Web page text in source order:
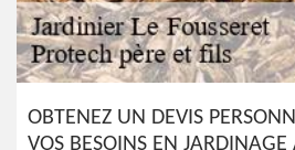
OBTENEZ UN DEVIS
VOS BESOINS EN JARDINAGE